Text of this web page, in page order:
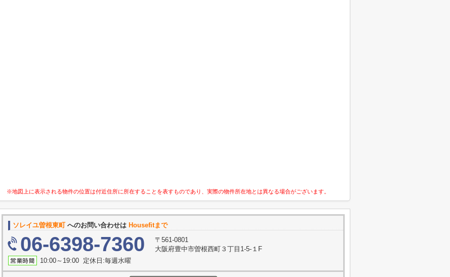
※地図上に表示される物件の位置は付近住所に所在することを表すものであり、実際の物件所在地とは異なる場合がございます。
ソレイユ曽根東町へのお問い合わせは Housefitまで
06-6398-7360
〒561-0801
大阪府豊中市曽根西町３丁目1-5-１F
10:00～19:00 定休日:毎週水曜